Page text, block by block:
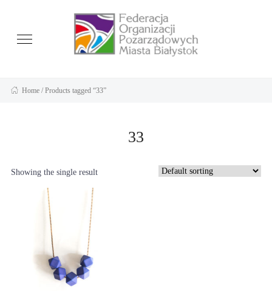
Home / Products tagged “33”
33
Showing the single result